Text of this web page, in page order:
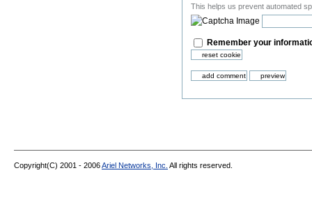
This helps us prevent automated
Remember your
Copyright(C) 2001 - 2006Ariel Networks, Inc. All rights reserved.